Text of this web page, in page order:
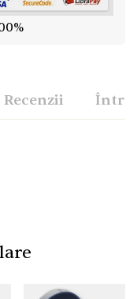
Recenzii